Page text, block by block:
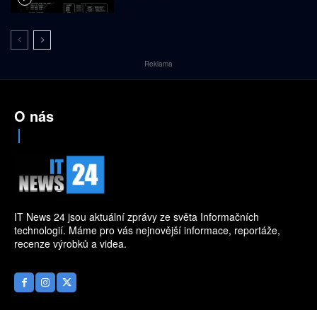
Reklama
O nás
IT News 24 jsou aktuální zprávy ze světa Informačních
technologií. Máme pro vás nejnovější informace, reportáže,
recenze výrobků a videa.